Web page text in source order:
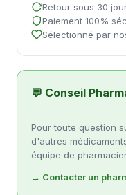
Retour sous 30
Paiement 100%
Sélectionné par
💬 Conseil
Pour toute question
d'autres
équipe de
→ Contacter un